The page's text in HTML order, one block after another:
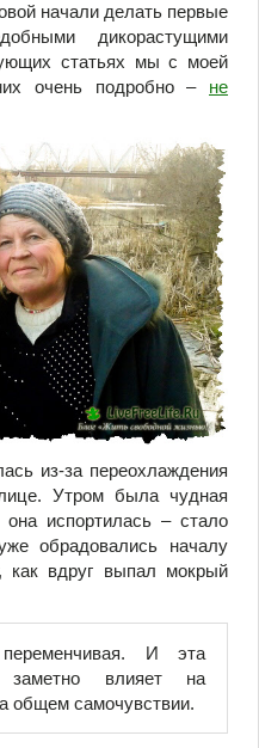
начали делать первые
дикорастущими
статьях мы с моей
очень подробно – не
из-за переохлаждения
Утром была чудная
испортилась – стало
обрадовались началу
вдруг выпал мокрый
И эта
заметно влияет на
общем самочувствии.